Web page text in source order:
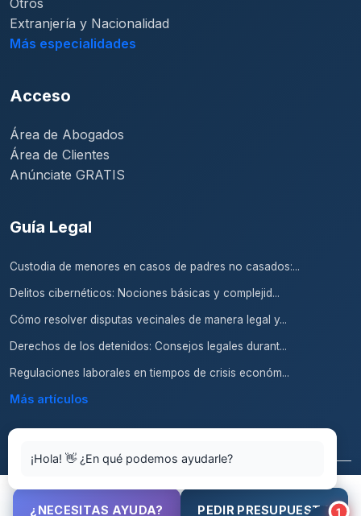
¿NECESITAS AYUDA? PEDIR PRESUPUESTO
Otros
Extranjería y Nacionalidad
Más especialidades
Acceso
Área de Abogados
Área de Clientes
Anúnciate GRATIS
Guía Legal
Custodia de menores en casos de padres no casados:...
Delitos cibernéticos: Nociones básicas y complejid...
Cómo resolver disputas vecinales de manera legal y...
Derechos de los detenidos: Consejos legales durant...
Regulaciones laborales en tiempos de crisis económ...
Más artículos
© 2026 Abogados.top. Todos los derechos reservados.
1
¡Hola! 👋 ¿En qué podemos ayudarle?